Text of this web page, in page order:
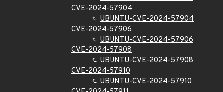
CVE-2024-57904
UBUNTU-CVE-2024-57904
CVE-2024-57906
UBUNTU-CVE-2024-57906
CVE-2024-57908
UBUNTU-CVE-2024-57908
CVE-2024-57910
UBUNTU-CVE-2024-57910